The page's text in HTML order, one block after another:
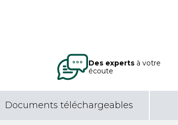
Des expertsà votre
écoute
Documents téléchargeables